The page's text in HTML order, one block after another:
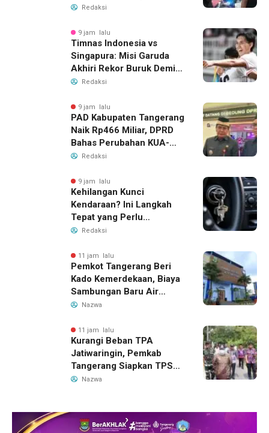
Dana BOP PKBM
Redaksi
9 jam lalu
Timnas Indonesia vs
Singapura: Misi Garuda
Akhiri Rekor Buruk Demi
Tiket Semifinal Piala AFF
Redaksi
9 jam lalu
PAD Kabupaten Tangerang
Naik Rp466 Miliar, DPRD
Bahas Perubahan KUA-
PPAS 2026
Redaksi
9 jam lalu
Kehilangan Kunci
Kendaraan? Ini Langkah
Tepat yang Perlu
Dilakukan
Redaksi
11 jam lalu
Pemkot Tangerang Beri
Kado Kemerdekaan, Biaya
Sambungan Baru Air
Bersih Dipangkas Jadi
Nazwa
11 jam lalu
Kurangi Beban TPA
Jatiwaringin, Pemkab
Tangerang Siapkan TPS3R
Baru di Tigaraksa
Nazwa